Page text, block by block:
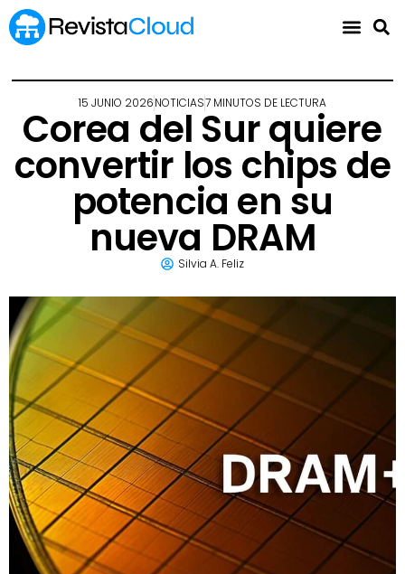
15 JUNIO 2026NOTICIAS7 MINUTOS DE LECTURA
Corea del Sur quiere
convertir los chips de
potencia en su
nueva DRAM
Silvia A. Feliz